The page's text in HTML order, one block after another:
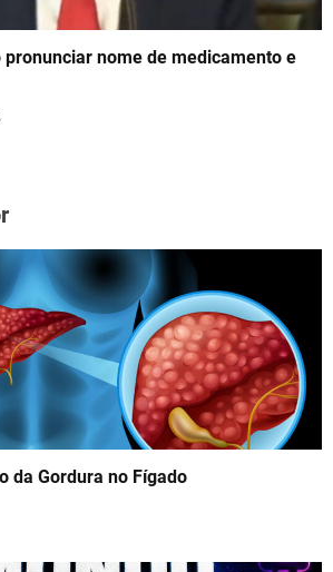
nome de medicamento e
da Gordura no Fígado